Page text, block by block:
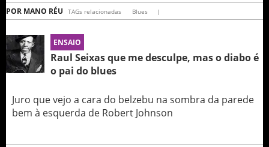
POR MANO RÉU TAGs relacionadas Blues |
ENSAIO
Raul Seixas que me desculpe, mas o diabo é
o pai do blues
Juro que vejo a cara do belzebu na sombra da parede
bem à esquerda de Robert Johnson